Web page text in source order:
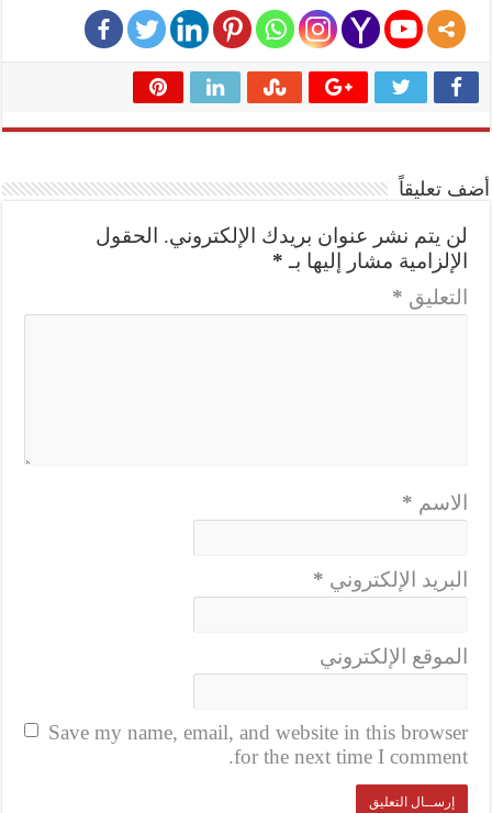
أضف تعليقاً
لن يتم نشر عنوان بريدك الإلكتروني.
الحقول
الإلزامية مشار إليها بـ *
التعليق *
الاسم *
البريد الإلكتروني *
الموقع الإلكتروني
Save my name, email, and website in this browser
for the next time I comment.